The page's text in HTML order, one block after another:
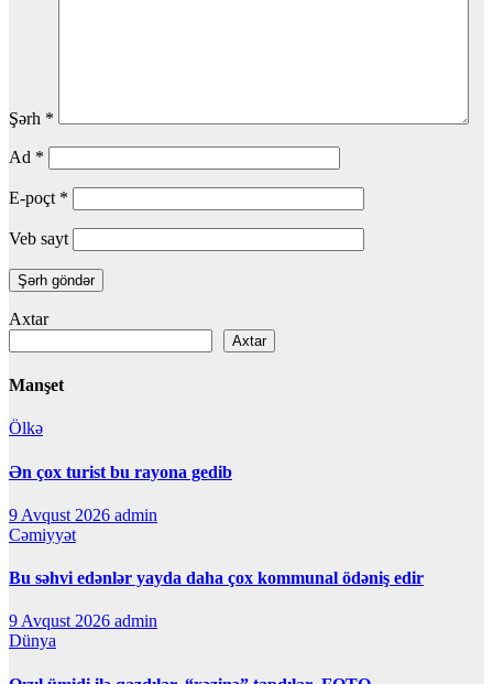
Şərh *
Ad *
E-poçt *
Veb sayt
Axtar
Axtar
Manşet
Ölkə
Ən çox turist bu rayona gedib
9 Avqust 2026 admin
Cəmiyyət
Bu səhvi edənlər yayda daha çox kommunal ödəniş edir
9 Avqust 2026 admin
Dünya